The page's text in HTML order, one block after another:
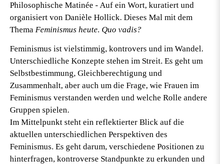
Philosophische Matinée - Auf ein Wort, kuratiert und
organisiert von Danièle Hollick. Dieses Mal mit dem
Thema Feminismus heute. Quo vadis?
Feminismus ist vielstimmig, kontrovers und im Wandel.
Unterschiedliche Konzepte stehen im Streit. Es geht um
Selbstbestimmung, Gleichberechtigung und
Zusammenhalt, aber auch um die Frage, wie Frauen im
Feminismus verstanden werden und welche Rolle andere
Gruppen spielen.
Im Mittelpunkt steht ein reflektierter Blick auf die
aktuellen unterschiedlichen Perspektiven des
Feminismus. Es geht darum, verschiedene Positionen zu
hinterfragen, kontroverse Standpunkte zu erkunden und